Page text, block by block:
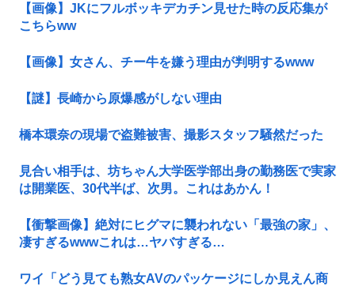
【画像】JKにフルボッキデカチン見せた時の反応集が
こちらww
【画像】女さん、チー牛を嫌う理由が判明するwww
【謎】長崎から原爆感がしない理由
橋本環奈の現場で盗難被害、撮影スタッフ騒然だった
見合い相手は、坊ちゃん大学医学部出身の勤務医で実家
は開業医、30代半ば、次男。これはあかん！
【衝撃画像】絶対にヒグマに襲われない「最強の家」、
凄すぎるwwwこれは…ヤバすぎる…
ワイ「どう見ても熟女AVのパッケージにしか見えん商